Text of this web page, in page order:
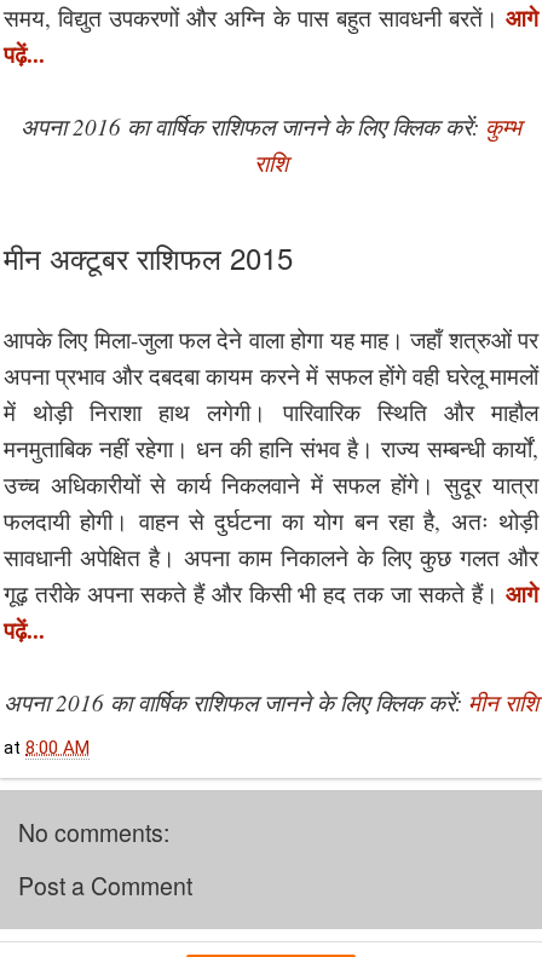
समय, विद्युत उपकरणों और अग्नि के पास बहुत सावधनी बरतें। आगे
पढ़ें...
अपना 2016 का वार्षिक राशिफल जानने के लिए क्लिक करें: कुम्भ
राशि
मीन अक्टूबर राशिफल 2015
आपके लिए मिला-जुला फल देने वाला होगा यह माह। जहाँ शत्रुओं पर
अपना प्रभाव और दबदबा कायम करने में सफल होंगे वही घरेलू मामलों
में थोड़ी निराशा हाथ लगेगी। पारिवारिक स्थिति और माहौल
मनमुताबिक नहीं रहेगा। धन की हानि संभव है। राज्य सम्बन्धी कार्यों,
उच्च अधिकारीयों से कार्य निकलवाने में सफल होंगे। सुदूर यात्रा
फलदायी होगी। वाहन से दुर्घटना का योग बन रहा है, अतः थोड़ी
सावधानी अपेक्षित है। अपना काम निकालने के लिए कुछ गलत और
गूढ़ तरीके अपना सकते हैं और किसी भी हद तक जा सकते हैं। आगे
पढ़ें...
अपना 2016 का वार्षिक राशिफल जानने के लिए क्लिक करें: मीन राशि
at 8:00 AM
No comments:
Post a Comment